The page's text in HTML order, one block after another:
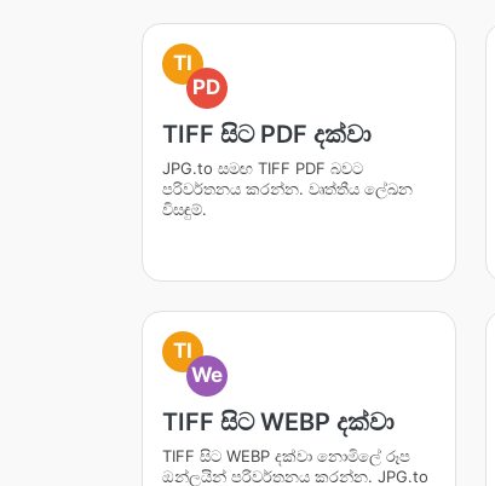
TI
PD
TIFF සිට PDF දක්වා
JPG.to සමඟ TIFF PDF බවට
පරිවර්තනය කරන්න. වෘත්තීය ලේඛන
විසඳුම්.
TI
We
TIFF සිට WEBP දක්වා
TIFF සිට WEBP දක්වා නොමිලේ රූප
ඔන්ලයින් පරිවර්තනය කරන්න. JPG.to